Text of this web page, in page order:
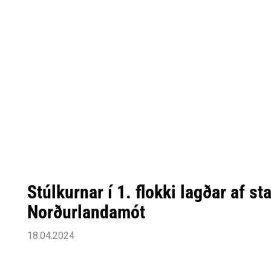
Stúlkurnar í 1. flokki lagðar af
Norðurlandamót
18.04.2024